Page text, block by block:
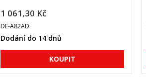
1 061,30 Kč
DE-A82AD
Dodání do 14 dnů